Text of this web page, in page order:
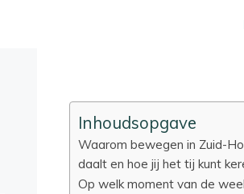
Inhoudsopgave
Waarom bewegen in Zuid-
daalt en hoe jij het tij kunt
Op welk moment van de